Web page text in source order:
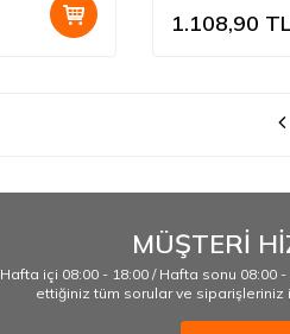
1.108,90 TL
MÜŞTERİ
Hafta içi 08:00 - 18:00 / Hafta sonu 08:00 -
ettiğiniz tüm sorular ve siparişleriniz